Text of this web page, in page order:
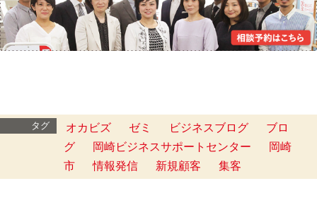
タグ オカビズ ゼミ ビジネスブログ
ブロ
グ
岡崎ビジネスサポートセンター
岡崎
市
情報発信 新規顧客 集客